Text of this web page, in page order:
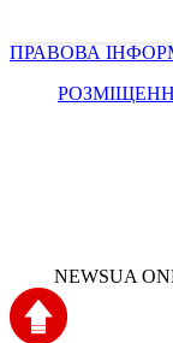
ПРАВОВА
NEWSUA